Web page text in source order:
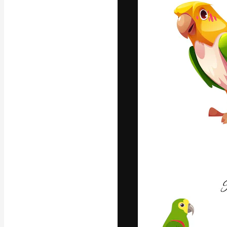
La plateforme
vos meilleurs
d’abonnés :
studios.
Français
Copyright © 2010-